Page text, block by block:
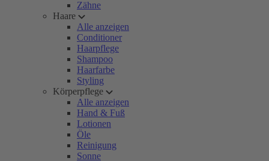
Zähne
Haare
Alle anzeigen
Conditioner
Haarpflege
Shampoo
Haarfarbe
Styling
Körperpflege
Alle anzeigen
Hand & Fuß
Lotionen
Öle
Reinigung
Sonne